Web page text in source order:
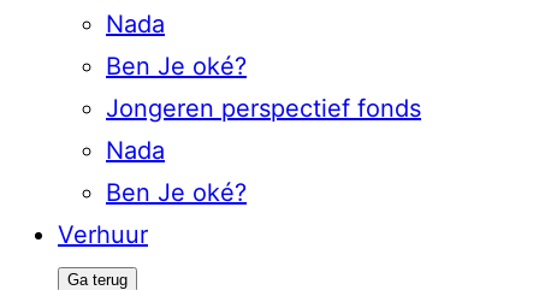
Nada
Ben Je oké?
Jongeren perspectief fonds
Nada
Ben Je oké?
Verhuur
Ga terug